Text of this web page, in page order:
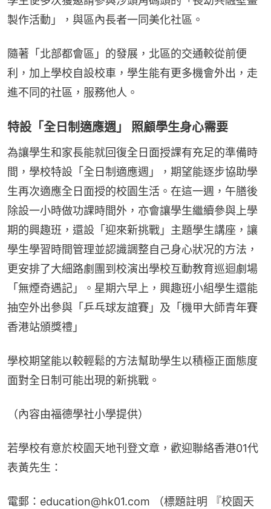
製作活動」，與區內長者一同美化社區。
隨著「北部都會區」的發展，北區的交通較從前便
利，加上學校自設校車，學生能有更多機會外出，走
進不同的社區，服務他人。
特設「全日制適應週」 照顧學生身心需要
為讓學生和家長能就回復全日面授課有充足的準備時
間，學校特設「全日制適應週」，期望能逐步協助學
生再次適應全日面授的校園生活。在這一週，午膳後
除設一小時做功課時間外，亦會讓學生繼續參與上學
期的興趣班，還設「迎來新挑戰」主題學生講座，讓
學生學習時間管理並認識調整自己身心狀况的方法，
更安排了大細路劇團到校演出學校互動教育巡迴劇場
「無煙奇遇記」。星期六早上，興趣班小組學生還能
抽空外出參與「乒乓球友誼賽」及「機甲大師青年賽
香港站頒獎禮」
學校期望能以較輕鬆的方法幫助學生以積極正面態度
面對全日制可能出現的新挑戰。
（內容由福德學社小學提供）
若學校有意於校園天地刊登文章，歡迎聯絡香港01代
表黃先生：
電郵：education@hk01.com （標題註明 『校園天